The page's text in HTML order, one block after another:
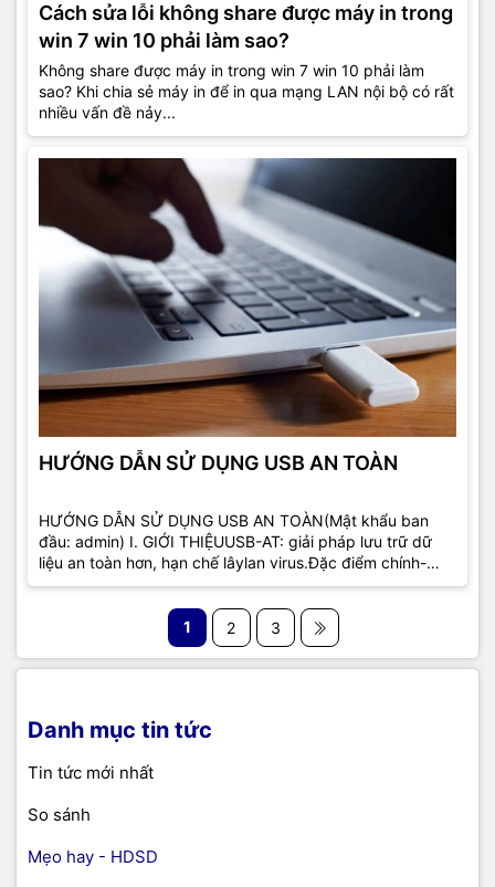
Cách sửa lỗi không share được máy in trong
win 7 win 10 phải làm sao?
Không share được máy in trong win 7 win 10 phải làm
sao? Khi chia sẻ máy in để in qua mạng LAN nội bộ có rất
nhiều vấn đề nảy...
HƯỚNG DẪN SỬ DỤNG USB AN TOÀN
HƯỚNG DẪN SỬ DỤNG USB AN TOÀN(Mật khẩu ban
đầu: admin) I. GIỚI THIỆUUSB-AT: giải pháp lưu trữ dữ
liệu an toàn hơn, hạn chế lâylan virus.Đặc điểm chính-
Hạn chế...
1 2 3
Danh mục tin tức
Tin tức mới nhất
So sánh
Mẹo hay - HDSD